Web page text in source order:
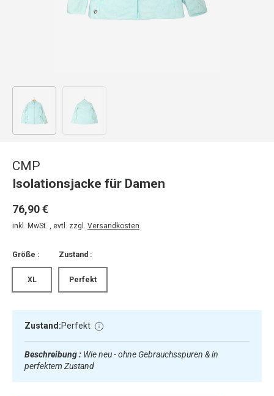
Bild 1 in Galerieansicht laden
CMP
Isolationsjacke für Damen
76,90 €
inkl. MwSt. , evtl. zzgl. Versandkosten
Größe :
XL
Zustand :
Perfekt
Zustand:Perfekt
Beschreibung : Wie neu - ohne Gebrauchsspuren & in
perfektem Zustand